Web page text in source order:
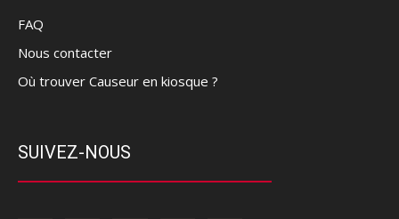
FAQ
Nous contacter
Où trouver Causeur en kiosque ?
SUIVEZ-NOUS